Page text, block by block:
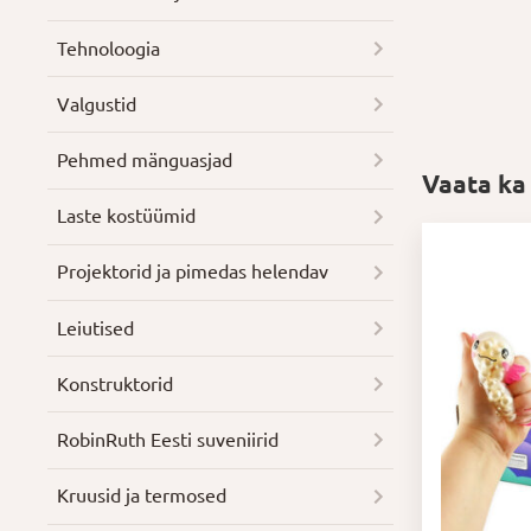
Vaata
Tehnoloogia
Valgustid
Pehmed mänguasjad
Laste kostüümid
Projektorid ja pimedas helendav
Leiutised
Konstruktorid
RobinRuth Eesti suveniirid
Kruusid ja termosed